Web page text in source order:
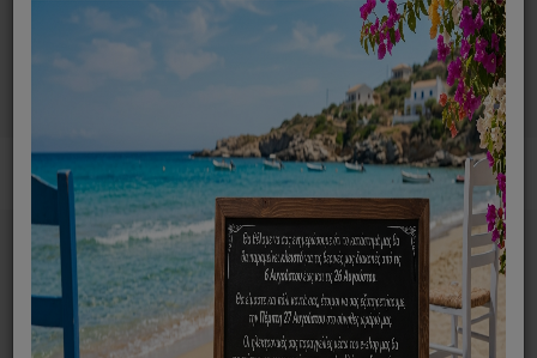
0
Ανταλλακτικά ηλεκτρικών συσκευών MENU
Home Σίδερο
Ανταλλακτικά Σιδέρου
Δοχείου Νερού Για Το Σίδερο Singer SGR500LCD